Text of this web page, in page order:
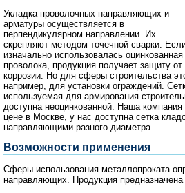
Укладка проволочных направляющих и
арматуры осуществляется в
перпендикулярном направлении. Их
скрепляют методом точечной сварки.
изначально использовалась оцинкованная
проволока, продукция получает защиту от
коррозии. Но для сферы строительства
например, для установки ограждений.
используемая для армирования
доступна неоцинкованной. Наша
цене в Москве, у нас доступна сетка
направляющими разного диаметра.
Возможности применения
Сферы использования металлопроката
направляющих. Продукция